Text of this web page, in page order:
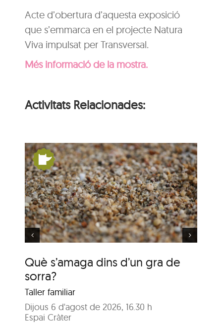
Acte d’obertura d’aquesta exposició
que s’emmarca en el projecte Natura
Viva impulsat per Transversal.
Més informació de la mostra.
Activitats Relacionades:
Què s’amaga dins d’un gra de
sorra?
Taller familiar
Dijous 6 d'agost de 2026, 16.30 h
Espai Cràter
De Pangea a nosaltres:
la Terra es mou